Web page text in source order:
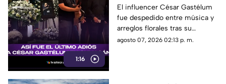
1:16
el último adiós a César
Gastélum
El influencer César Gastélum
fue despedido entre música y
arreglos florales tras su
asesinato en Culiacán.
agosto 07, 2026 02:13 p. m.